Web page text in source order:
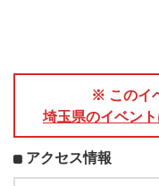
※ このイ
埼玉県のイベン
アクセス情報